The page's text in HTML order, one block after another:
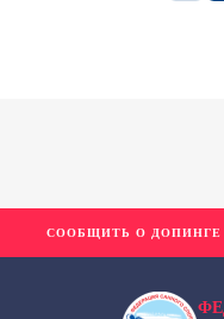
СООБЩИТЬ О ДОПИНГЕ